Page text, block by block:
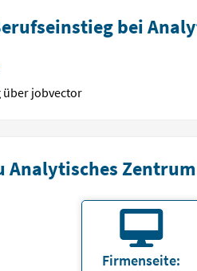
bei
über jobvector
Analytisches
Firmenseite: